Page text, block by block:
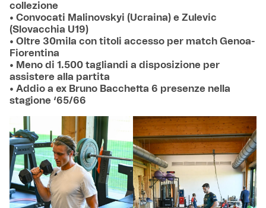
collezione
• Convocati Malinovskyi (Ucraina) e Zulevic
(Slovacchia U19)
• Oltre 30mila con titoli accesso per match Genoa-
Fiorentina
• Meno di 1.500 tagliandi a disposizione per
assistere alla partita
• Addio a ex Bruno Bacchetta 6 presenze nella
stagione ‘65/66